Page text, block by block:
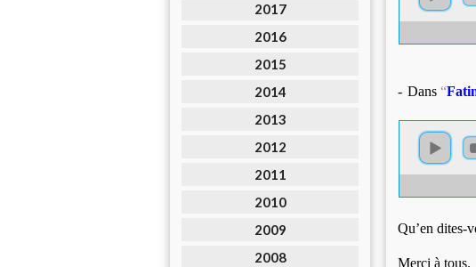
2017
2016
2015
2014
2013
2012
2011
2010
2009
2008
- Dans “
Qu’en dites-
Merci à tous.